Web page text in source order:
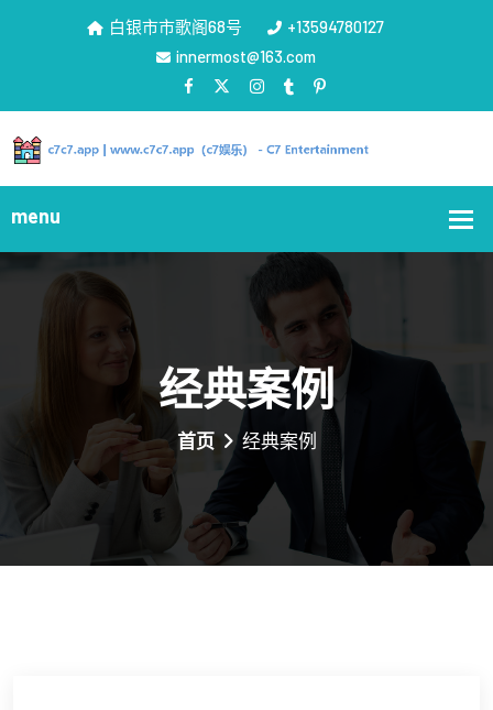
白银市市歌阁68号
+13594780127
innermost@163.com
经典案例
首页 经典案例